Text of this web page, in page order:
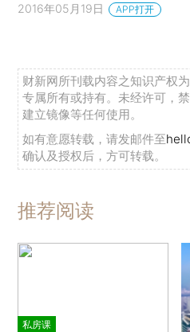
2016年05月19日 APP打开
财新网所刊载内容之知识产权
专属所有或持有。未经许可，
建立镜像等任何使用。
如有意愿转载，请发邮件至
确认及授权后，方可转载。
推荐阅读
私房课